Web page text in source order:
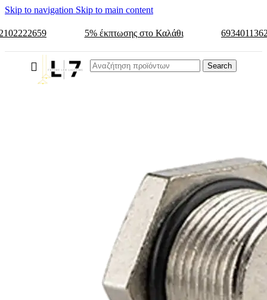
Skip to navigation Skip to main content
5% έκπτωσης στο Καλάθι
Search